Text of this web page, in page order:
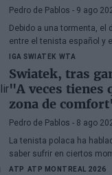
Pedro de Pablos - 9 ago
Debido a una tormenta, el
entre el tenista español y
de 2 horas.
IGA SWIATEK WTA
Swiatek, tras
"A veces tienes
zona de
Pedro de Pablos - 8 ago
La tenista polaca ha
saber sufrir en ciertos
tras meterse en cuartos
ATP ATP MONTREAL 2026